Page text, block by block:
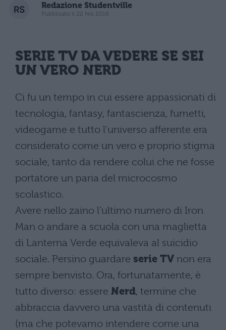
Redazione Studentville
Pubblicato il 22 feb 2016
SERIE TV DA VEDERE SE SEI
UN VERO NERD
Ci fu un tempo in cui essere appassionati di
tecnologia, fantasy, fantascienza, fumetti,
videogame e tutto l'universo afferente era
considerato come un vero e proprio stigma
sociale, tanto da rendere colui che ne fosse
portatore un paria del microcosmo
scolastico.
Avere nello zaino l’ultimo numero di Iron
Man o andare a scuola con una maglietta
di Lanterna Verde equivaleva al suicidio
sociale. Persino guardare serie TV non era
sempre benvisto. Ora, fortunatamente, è
tutto diverso: essere Nerd, termine che
abbraccia davvero una vastità di contenuti
(ma che potevamo intendere come una